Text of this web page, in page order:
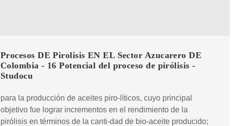
Procesos DE Pirolisis EN EL Sector Azucarero DE
Colombia - 16 Potencial del proceso de pirólisis -
Studocu
para la producción de aceites piro-líticos, cuyo principal
objetivo fue lograr incrementos en el rendimiento de la
pirólisis en términos de la canti-dad de bio-aceite producido;